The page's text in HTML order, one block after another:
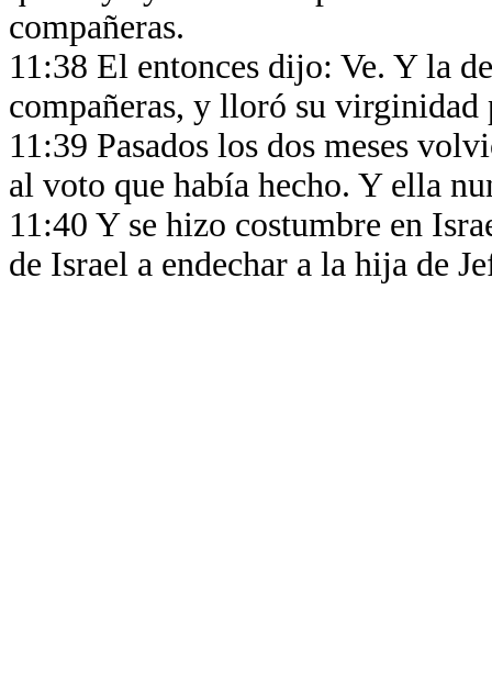
compañeras.
11:38 El entonces dijo: Ve. Y la
compañeras, y lloró su
11:39 Pasados los dos meses
al voto que había hecho. Y ella
11:40 Y se hizo costumbre en
de Israel a endechar a la hija de